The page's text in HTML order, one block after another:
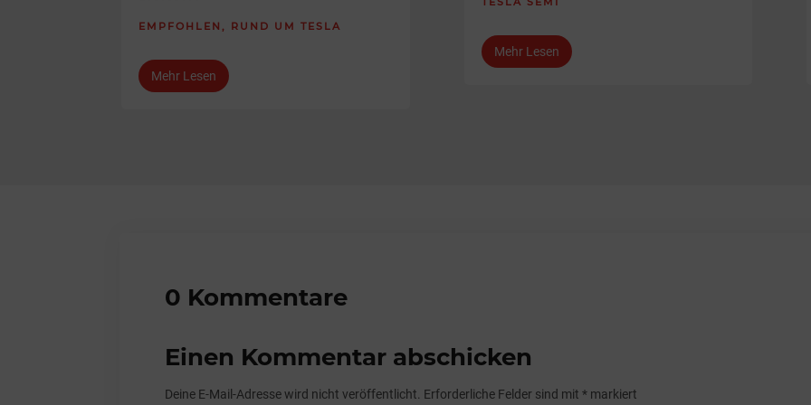
EMPFOHLEN , RUND UM TESLA
Mehr Lesen
Mehr Lesen
0 Kommentare
Einen Kommentar abschicken
Deine E-Mail-Adresse wird nicht veröffentlicht. Erforderliche Felder sind mit * markiert